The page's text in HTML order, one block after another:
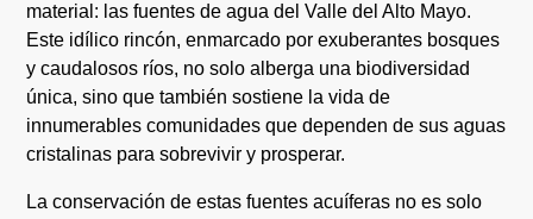
material: las fuentes de agua del Valle del Alto Mayo.
Este idílico rincón, enmarcado por exuberantes bosques
y caudalosos ríos, no solo alberga una biodiversidad
única, sino que también sostiene la vida de
innumerables comunidades que dependen de sus aguas
cristalinas para sobrevivir y prosperar.
La conservación de estas fuentes acuíferas no es solo